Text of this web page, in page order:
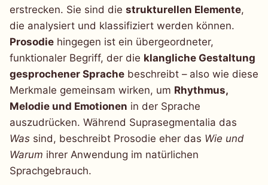
erstrecken. Sie sind die strukturellen Elemente,
die analysiert und klassifiziert werden können.
Prosodie hingegen ist ein übergeordneter,
funktionaler Begriff, der die klangliche Gestaltung
gesprochener Sprache beschreibt – also wie diese
Merkmale gemeinsam wirken, um Rhythmus,
Melodie und Emotionen in der Sprache
auszudrücken. Während Suprasegmentalia das
Was sind, beschreibt Prosodie eher das Wie und
Warum ihrer Anwendung im natürlichen
Sprachgebrauch.